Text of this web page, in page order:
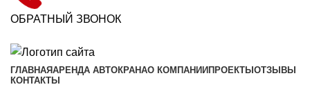
ОБРАТНЫЙ ЗВОНОК
ГЛАВНАЯАРЕНДА АВТОКРАНАО КОМПАНИИПРОЕКТЫОТЗЫВЫ
КОНТАКТЫ